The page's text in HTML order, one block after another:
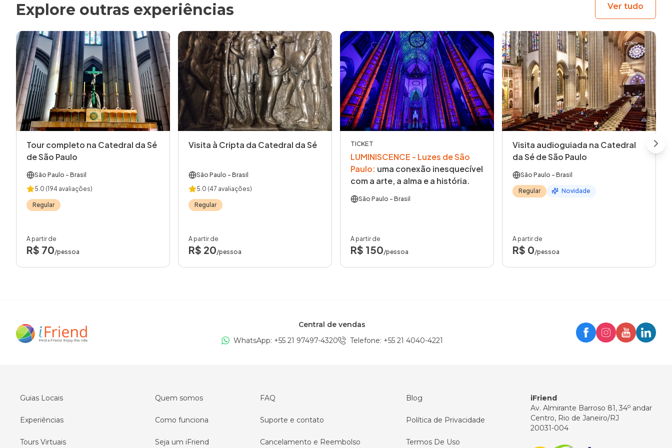
Explore outras experiências Ver tudo
Tour completo na Catedral da Sé
de São Paulo
São Paulo - Brasil
5.0 (194 avaliações)
Regular
A partir de
R$ 70/pessoa
Visita à Cripta da Catedral da Sé
São Paulo - Brasil
5.0 (47 avaliações)
Regular
A partir de
R$ 20/pessoa
TICKET
LUMINISCENCE - Luzes de São
Paulo: uma conexão inesquecível
com a arte, a alma e a história.
São Paulo - Brasil
A partir de
R$ 150/pessoa
Visita audioguiada na Catedral
da Sé de São Paulo
São Paulo - Brasil
Regular Novidade
A partir de
R$ 0/pessoa
Central de vendas
WhatsApp: +55 21 97497-4320 Telefone: +55 21 4040-4221
Guias Locais
Experiências
Tours Virtuais
Quem somos
Como funciona
Seja um iFriend
FAQ
Suporte e contato
Cancelamento e Reembolso
Blog
Política de Privacidade
Termos De Uso
iFriend
Av. Almirante Barroso 81, 34o andar
Centro, Rio de Janeiro/RJ
20031-004